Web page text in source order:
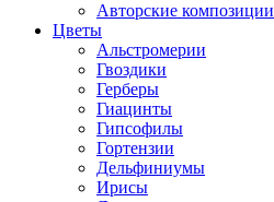
Авторские композиции
Цветы
Альстромерии
Гвоздики
Герберы
Гиацинты
Гипсофилы
Гортензии
Дельфиниумы
Ирисы